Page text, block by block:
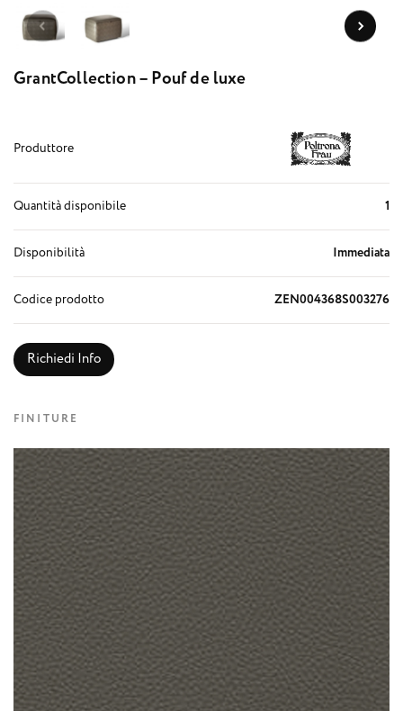
GrantCollection – Pouf de luxe
Produttore
Quantità disponibile 1
Disponibilità Immediata
Codice prodotto ZEN004368S003276
Richiedi Info
FINITURE